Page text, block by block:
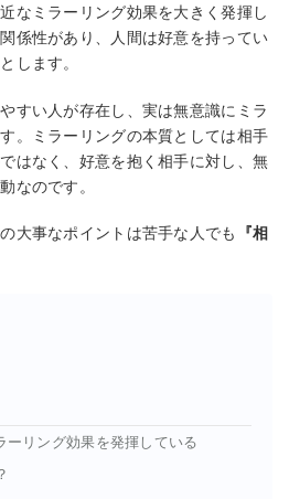
なミラーリング効果を大きく発揮し
係性があり、人間は好意を持ってい
します。
すい人が存在し、実は無意識にミラ
。ミラーリングの本質としては相手
はなく、好意を抱く相手に対し、無
なのです。
大事なポイントは苦手な人でも
『相
ーリング効果を発揮している